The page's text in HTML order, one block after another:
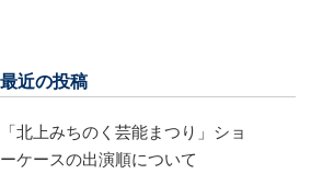
最近の投稿
「北上みちのく芸能まつり」ショ
ーケースの出演順について